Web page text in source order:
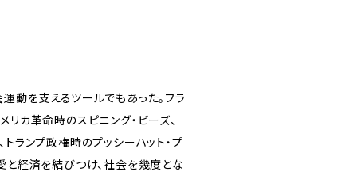
動を支えるツールでもあった。フラ
リカ革命時のスピニング・ビーズ、
トランプ政権時のプッシーハット・プ
と経済を結びつけ、社会を幾度とな